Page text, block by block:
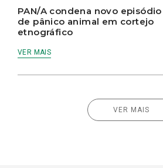
PAN/A condena novo episódio
de pânico animal em cortejo
etnográfico
VER MAIS
VER MAIS